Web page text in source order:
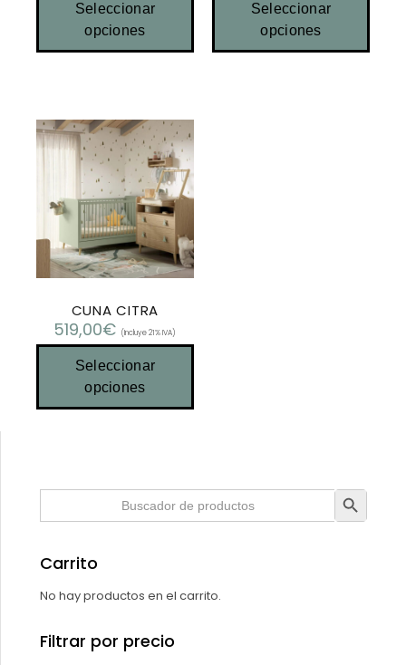
Seleccionar
opciones
Seleccionar
opciones
CUNA CITRA
519,00€ (Incluye 21% IVA)
Seleccionar
opciones
Buscar: Botón de búsqueda
Carrito
No hay productos en el carrito.
Filtrar por precio